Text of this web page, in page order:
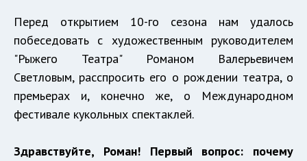
Перед открытием 10-го сезона нам удалось
побеседовать с художественным руководителем
"Рыжего Театра" Романом Валерьевичем
Светловым, расспросить его о рождении театра, о
премьерах и, конечно же, о Международном
фестивале кукольных спектаклей.
Здравствуйте, Роман! Первый вопрос: почему